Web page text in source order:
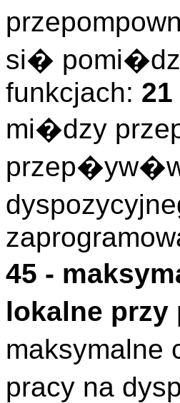
si�
funkcjach: 21
mi�dzy
45 -
lokalne
maksymalne
pracy na